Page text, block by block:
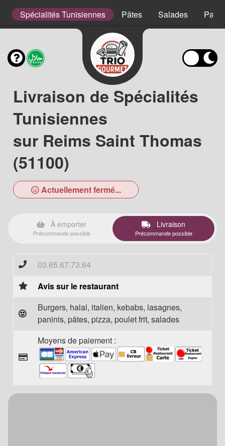
Spécialités Tunisiennes Pâtes Salades
Livraison de Spécialités
Tunisiennes
sur Reims Saint Thomas
(51100)
Actuellement fermé...
À emporter
Précommande possible
Livraison
Précommande possible
03.65.67.73.64
Avis sur le restaurant
Burgers, halal, italien, kebabs, lasagnes,
paninis, pâtes, pizza, poulet frit, salades
Moyens de paiement :